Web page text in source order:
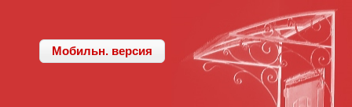
Мобильн. версия